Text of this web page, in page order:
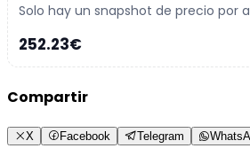
Solo hay un snapshot de precio por
252.23€
Compartir
X Facebook Telegram